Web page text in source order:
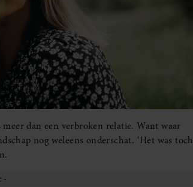
dan een verbroken relatie. Want waar
nog weleens onderschat. ‘Het was toch